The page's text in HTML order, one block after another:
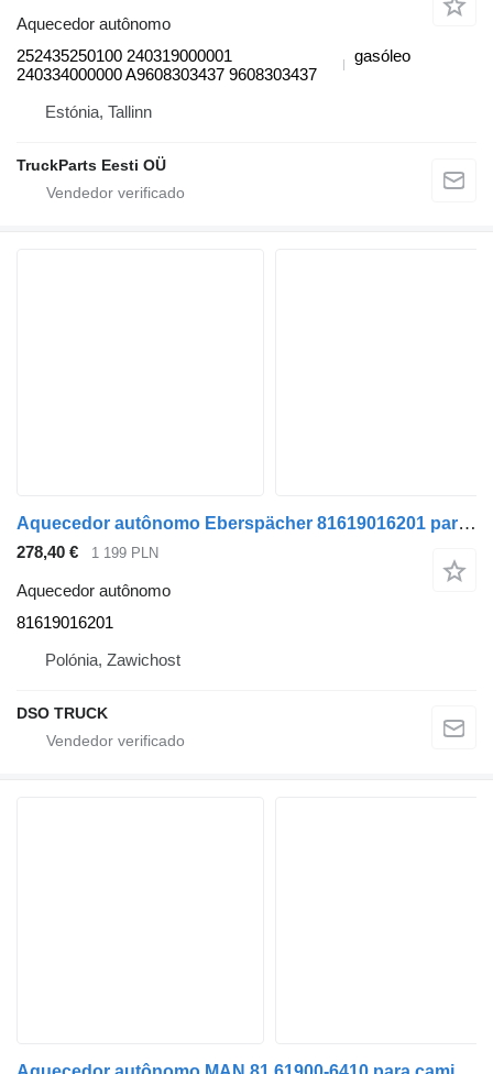
Aquecedor autônomo
252435250100 240319000001
240334000000 A9608303437 9608303437
gasóleo
Estónia, Tallinn
TruckParts Eesti OÜ
Aquecedor autônomo Eberspächer 81619016201 para camião MAN TG3 TGX
278,40 € 1 199 PLN
Aquecedor autônomo
81619016201
Polónia, Zawichost
DSO TRUCK